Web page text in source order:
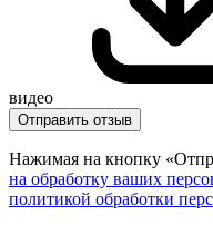
видео
Отправить отзыв
Нажимая на кнопку
на обработку ваших
политикой обработки